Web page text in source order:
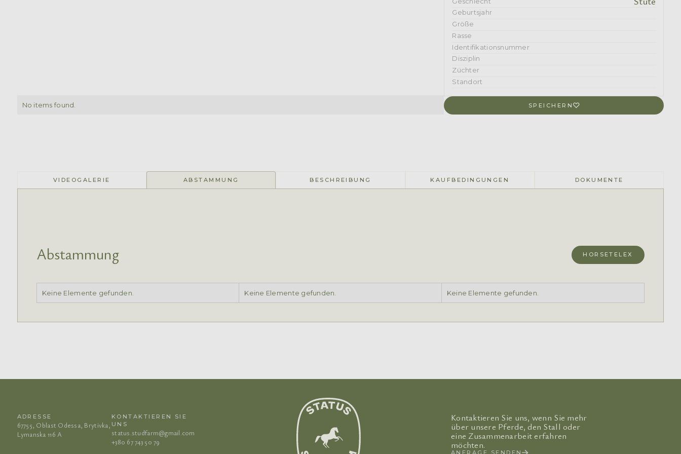
No items found.
Geburtsjahr
Größe
Rasse
Identifikationsnummer
Disziplin
Züchter
Standort
SPEICHERN
VIDEOGALERIE ABSTAMMUNG BESCHREIBUNG KAUFBEDINGUNGEN DOKUMENTE
Abstammung HORSETELEX
Keine Elemente gefunden. Keine Elemente gefunden. Keine Elemente gefunden.
ADRESSE
67755, Oblast Odessa, Brytivka,
Lymanska 116 A
KONTAKTIEREN SIE
UNS
status.studfarm@gmail.com
+380 67 743 50 79
Kontaktieren Sie uns, wenn Sie mehr
über unsere Pferde, den Stall oder
eine Zusammenarbeit erfahren
möchten.
ANFRAGE SENDEN